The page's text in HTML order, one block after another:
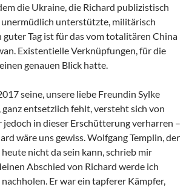
die Ukraine, die Richard publizistisch
unterstützte, militärisch
guter Tag ist für das vom totalitären China
Existentielle Verknüpfungen, für die
genauen Blick hatte.
seine, unsere liebe Freundin Sylke
ganz entsetzlich fehlt, versteht sich von
in dieser Erschütterung verharren –
wäre uns gewiss. Wolfgang Templin, der
nicht da sein kann, schrieb mir
Abschied von Richard werde ich
Er war ein tapferer Kämpfer,